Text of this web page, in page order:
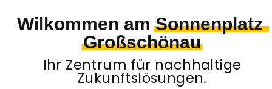
Wilkommen amSonnenplatz
Großschönau
Ihr Zentrum für nachhaltige
Zukunftslösungen.